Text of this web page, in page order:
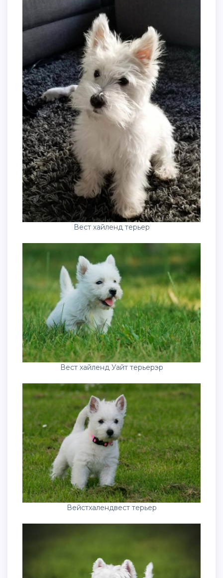
Вест хайленд терьер
Вест хайленд Уайт терьерэр
Вейстхалендвест терьер